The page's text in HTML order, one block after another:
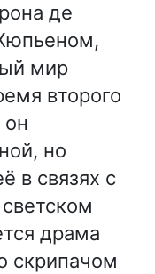
де
мир
второго
он
но
в связях с
драма
скрипачом